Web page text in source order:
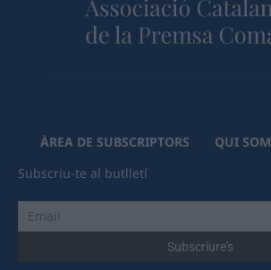
ÀREA DE SUBSCRIPTORS QUI SOM
Subscriu-te al butlletí